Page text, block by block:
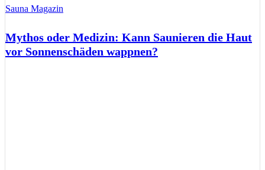
Sauna Magazin
Mythos oder Medizin: Kann Saunieren die Haut
vor Sonnenschäden wappnen?